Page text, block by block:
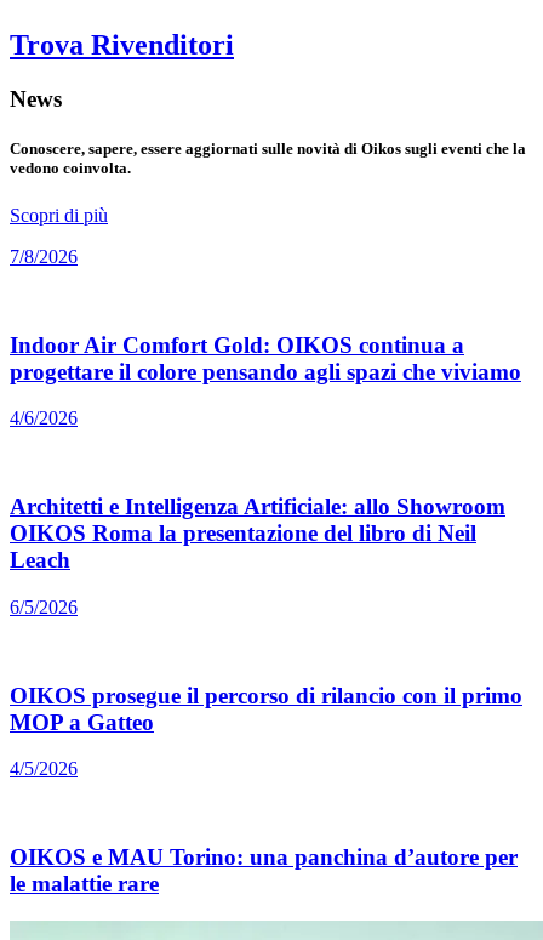
Trova Rivenditori
News
Conoscere, sapere, essere aggiornati sulle novità di Oikos sugli eventi che la
vedono coinvolta.
Scopri di più
7/8/2026
Indoor Air Comfort Gold: OIKOS continua a
progettare il colore pensando agli spazi che viviamo
4/6/2026
Architetti e Intelligenza Artificiale: allo Showroom
OIKOS Roma la presentazione del libro di Neil
Leach
6/5/2026
OIKOS prosegue il percorso di rilancio con il primo
MOP a Gatteo
4/5/2026
OIKOS e MAU Torino: una panchina d’autore per
le malattie rare